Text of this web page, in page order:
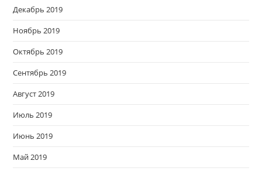
Декабрь 2019
Ноябрь 2019
Октябрь 2019
Сентябрь 2019
Август 2019
Июль 2019
Июнь 2019
Май 2019